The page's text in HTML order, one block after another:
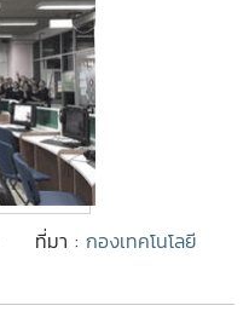
ที่มา : กองเทคโนโลยี